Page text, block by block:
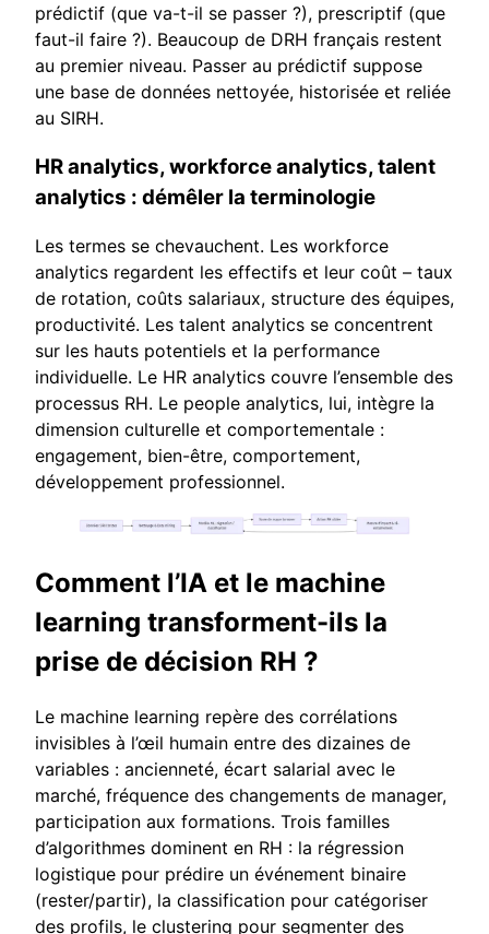
prédictif (que va-t-il se passer ?), prescriptif (que
faut-il faire ?). Beaucoup de DRH français restent
au premier niveau. Passer au prédictif suppose
une base de données nettoyée, historisée et reliée
au SIRH.
HR analytics, workforce analytics, talent
analytics : démêler la terminologie
Les termes se chevauchent. Les workforce
analytics regardent les effectifs et leur coût – taux
de rotation, coûts salariaux, structure des équipes,
productivité. Les talent analytics se concentrent
sur les hauts potentiels et la performance
individuelle. Le HR analytics couvre l’ensemble des
processus RH. Le people analytics, lui, intègre la
dimension culturelle et comportementale :
engagement, bien-être, comportement,
développement professionnel.
Comment l’IA et le machine
learning transforment-ils la
prise de décision RH ?
Le machine learning repère des corrélations
invisibles à l’œil humain entre des dizaines de
variables : ancienneté, écart salarial avec le
marché, fréquence des changements de manager,
participation aux formations. Trois familles
d’algorithmes dominent en RH : la régression
logistique pour prédire un événement binaire
(rester/partir), la classification pour catégoriser
des profils, le clustering pour segmenter des